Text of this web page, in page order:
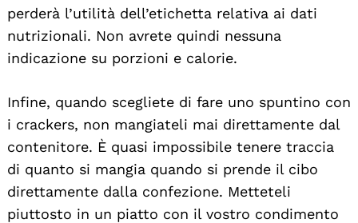
perderà l’utilità dell’etichetta relativa ai dati
nutrizionali. Non avrete quindi nessuna
indicazione su porzioni e calorie.
Infine, quando scegliete di fare uno spuntino con
i crackers, non mangiateli mai direttamente dal
contenitore. È quasi impossibile tenere traccia
di quanto si mangia quando si prende il cibo
direttamente dalla confezione. Metteteli
piuttosto in un piatto con il vostro condimento